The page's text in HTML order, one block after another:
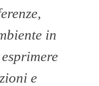
in
e